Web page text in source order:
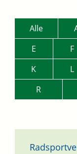
Alle
E
F
K
L
R